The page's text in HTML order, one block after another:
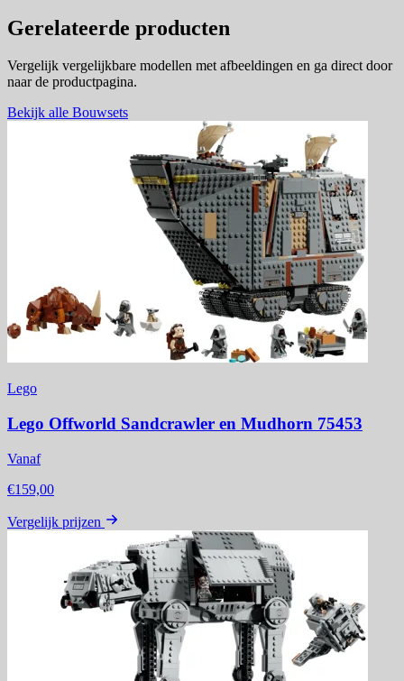
Gerelateerde producten
Vergelijk vergelijkbare modellen met afbeeldingen en ga direct door
naar de productpagina.
Bekijk alle Bouwsets
Lego
Lego Offworld Sandcrawler en Mudhorn 75453
Vanaf
€159,00
Vergelijk prijzen